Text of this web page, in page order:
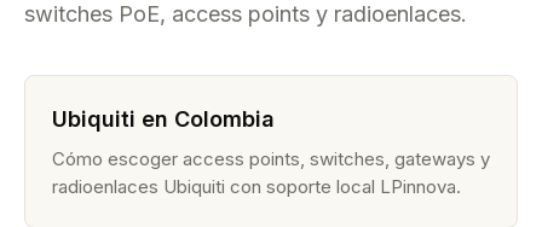
switches PoE, access points y radioenlaces.
Ubiquiti en Colombia
Cómo escoger access points, switches, gateways y
radioenlaces Ubiquiti con soporte local LPinnova.